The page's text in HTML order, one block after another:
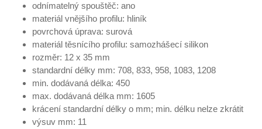
odnímatelný spouštěč: ano
materiál vnějšího profilu: hliník
povrchová úprava: surová
materiál těsnícího profilu: samozhášecí silikon
rozměr: 12 x 35 mm
standardní délky mm: 708, 833, 958, 1083, 1208
min. dodávaná délka: 450
max. dodávaná délka mm: 1605
krácení standardní délky o mm; min. délku nelze zkrátit
výsuv mm: 11